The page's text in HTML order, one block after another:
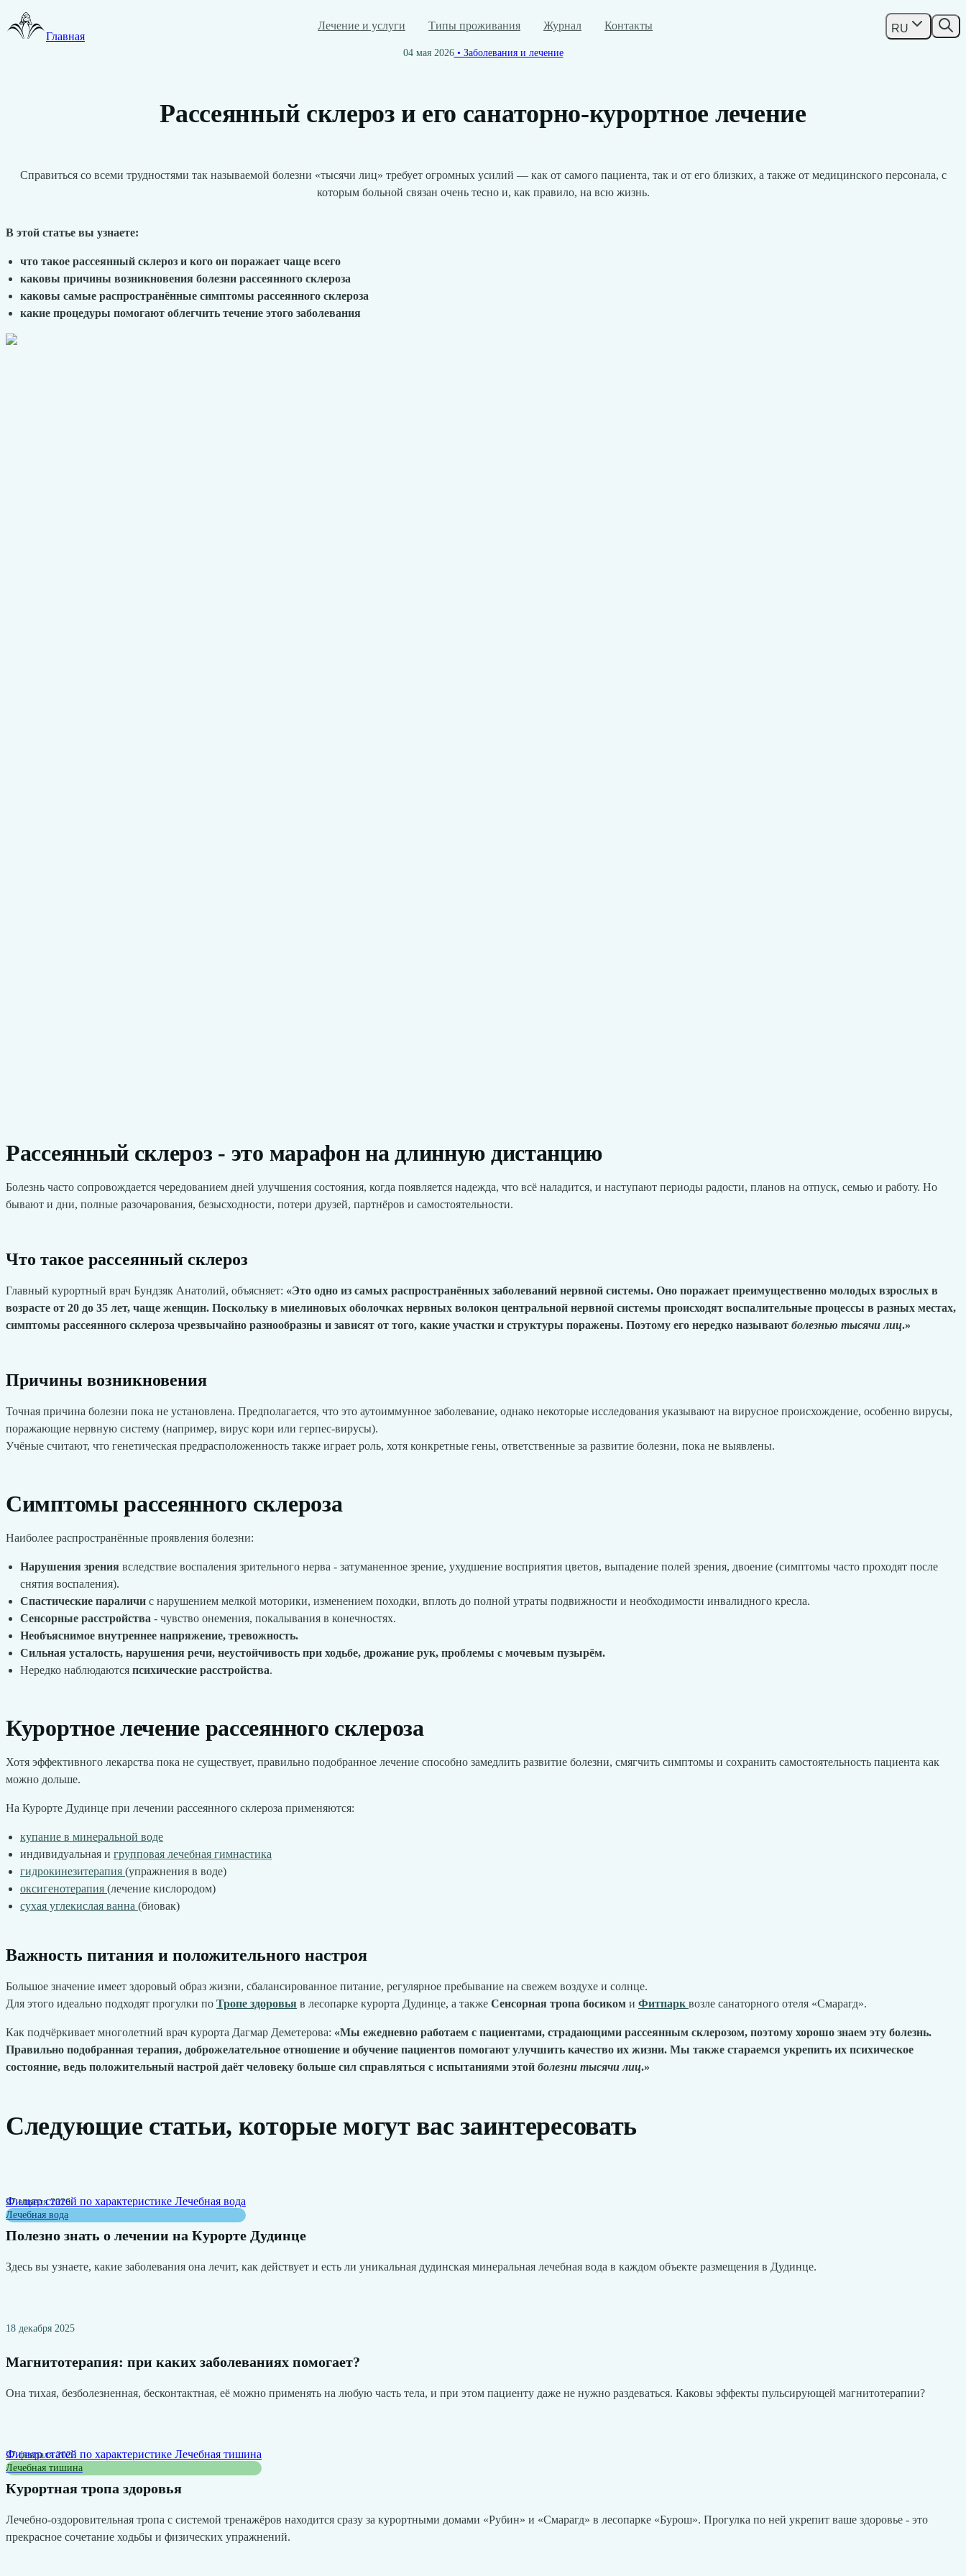
Главная
Лечение и услуги Типы проживания Журнал Контакты RU
04 мая 2026• Заболевания и лечение
Рассеянный склероз и его санаторно-курортное лечение
Справиться со всеми трудностями так называемой болезни «тысячи лиц» требует огромных усилий — как от самого пациента, так и от его близких, а также от медицинского персонала, с
которым больной связан очень тесно и, как правило, на всю жизнь.
В этой статье вы узнаете:
что такое рассеянный склероз и кого он поражает чаще всего
каковы причины возникновения болезни рассеянного склероза
каковы самые распространённые симптомы рассеянного склероза
какие процедуры помогают облегчить течение этого заболевания
Рассеянный склероз - это марафон на длинную дистанцию
Болезнь часто сопровождается чередованием дней улучшения состояния, когда появляется надежда, что всё наладится, и наступают периоды радости, планов на отпуск, семью и работу. Но
бывают и дни, полные разочарования, безысходности, потери друзей, партнёров и самостоятельности.
Что такое рассеянный склероз
Главный курортный врач Бундзяк Анатолий, объясняет: «Это одно из самых распространённых заболеваний нервной системы. Оно поражает преимущественно молодых взрослых в
возрасте от 20 до 35 лет, чаще женщин. Поскольку в миелиновых оболочках нервных волокон центральной нервной системы происходят воспалительные процессы в разных местах,
симптомы рассеянного склероза чрезвычайно разнообразны и зависят от того, какие участки и структуры поражены. Поэтому его нередко называют болезнью тысячи лиц.»
Причины возникновения
Точная причина болезни пока не установлена. Предполагается, что это аутоиммунное заболевание, однако некоторые исследования указывают на вирусное происхождение, особенно вирусы,
поражающие нервную систему (например, вирус кори или герпес-вирусы).
Учёные считают, что генетическая предрасположенность также играет роль, хотя конкретные гены, ответственные за развитие болезни, пока не выявлены.
Симптомы рассеянного склероза
Наиболее распространённые проявления болезни:
Нарушения зрения вследствие воспаления зрительного нерва - затуманенное зрение, ухудшение восприятия цветов, выпадение полей зрения, двоение (симптомы часто проходят после
снятия воспаления).
Спастические параличи с нарушением мелкой моторики, изменением походки, вплоть до полной утраты подвижности и необходимости инвалидного кресла.
Сенсорные расстройства - чувство онемения, покалывания в конечностях.
Необъяснимое внутреннее напряжение, тревожность.
Сильная усталость, нарушения речи, неустойчивость при ходьбе, дрожание рук, проблемы с мочевым пузырём.
Нередко наблюдаются психические расстройства.
Курортное лечение рассеянного склероза
Хотя эффективного лекарства пока не существует, правильно подобранное лечение способно замедлить развитие болезни, смягчить симптомы и сохранить самостоятельность пациента как
можно дольше.
На Курорте Дудинце при лечении рассеянного склероза применяются:
купание в минеральной воде
индивидуальная и групповая лечебная гимнастика
гидрокинезитерапия (упражнения в воде)
оксигенотерапия (лечение кислородом)
сухая углекислая ванна (биовак)
Важность питания и положительного настроя
Большое значение имеет здоровый образ жизни, сбалансированное питание, регулярное пребывание на свежем воздухе и солнце.
Для этого идеально подходят прогулки по Тропе здоровья в лесопарке курорта Дудинце, а также Сенсорная тропа босиком и Фитпарк возле санаторного отеля «Смарагд».
Как подчёркивает многолетний врач курорта Дагмар Деметерова: «Мы ежедневно работаем с пациентами, страдающими рассеянным склерозом, поэтому хорошо знаем эту болезнь.
Правильно подобранная терапия, доброжелательное отношение и обучение пациентов помогают улучшить качество их жизни. Мы также стараемся укрепить их психическое
состояние, ведь положительный настрой даёт человеку больше сил справляться с испытаниями этой болезни тысячи лиц.»
Следующие статьи, которые могут вас заинтересовать
27 апреля 2026
Полезно знать о лечении на Курорте Дудинце
Здесь вы узнаете, какие заболевания она лечит, как действует и есть ли уникальная дудинская минеральная лечебная вода в каждом объекте размещения в Дудинце.
Фильтр статей по характеристике Лечебная вода
Лечебная вода
18 декабря 2025
Магнитотерапия: при каких заболеваниях помогает?
Она тихая, безболезненная, бесконтактная, её можно применять на любую часть тела, и при этом пациенту даже не нужно раздеваться. Каковы эффекты пульсирующей магнитотерапии?
27 февраля 2025
Курортная тропа здоровья
Лечебно-оздоровительная тропа с системой тренажёров находится сразу за курортными домами «Рубин» и «Смарагд» в лесопарке «Бурош». Прогулка по ней укрепит ваше здоровье - это
прекрасное сочетание ходьбы и физических упражнений.
Фильтр статей по характеристике Лечебная тишина
Лечебная тишина